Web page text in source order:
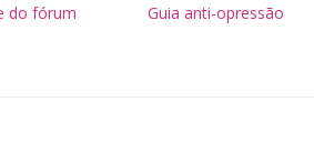
Guia anti-opressão
do fórum